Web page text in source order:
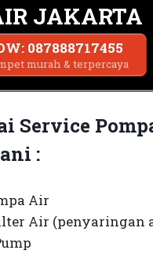
JAKARTA
087888717455
murah & terpercaya
Service
:
Air
Air (penyaringan